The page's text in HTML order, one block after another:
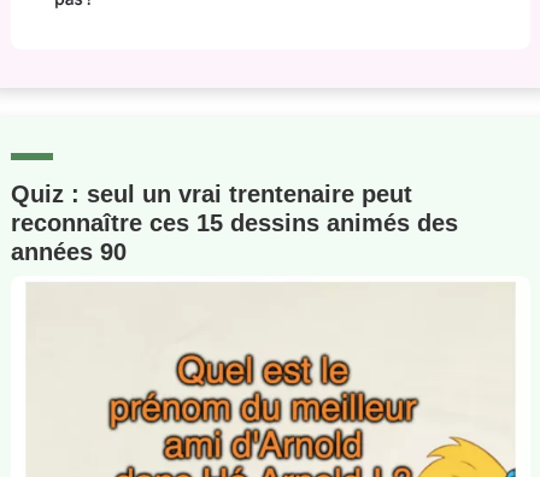
Quiz : seul un vrai trentenaire peut
reconnaître ces 15 dessins animés des
années 90